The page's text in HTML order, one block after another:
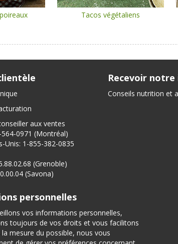
Tacos végétaliens
aux ventes
0971 (Montréal)
Unis: 1-855-382-0835
(Grenoble)
(Savona)
Recevoir
Conseils nutrition et
personnelles
vos informations personnelles,
toujours de vos droits et vous facilitons
mesure du possible, nous vous